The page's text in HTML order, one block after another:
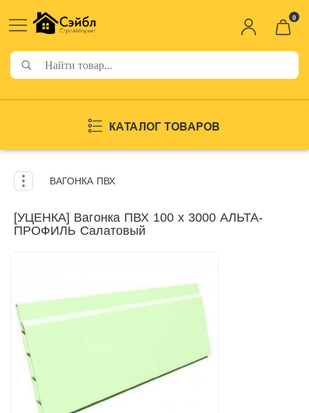
0
КАТАЛОГ ТОВАРОВ
ВАГОНКА ПВХ
[УЦЕНКА] Вагонка ПВХ 100 х 3000 АЛЬТА-
ПРОФИЛЬ Салатовый